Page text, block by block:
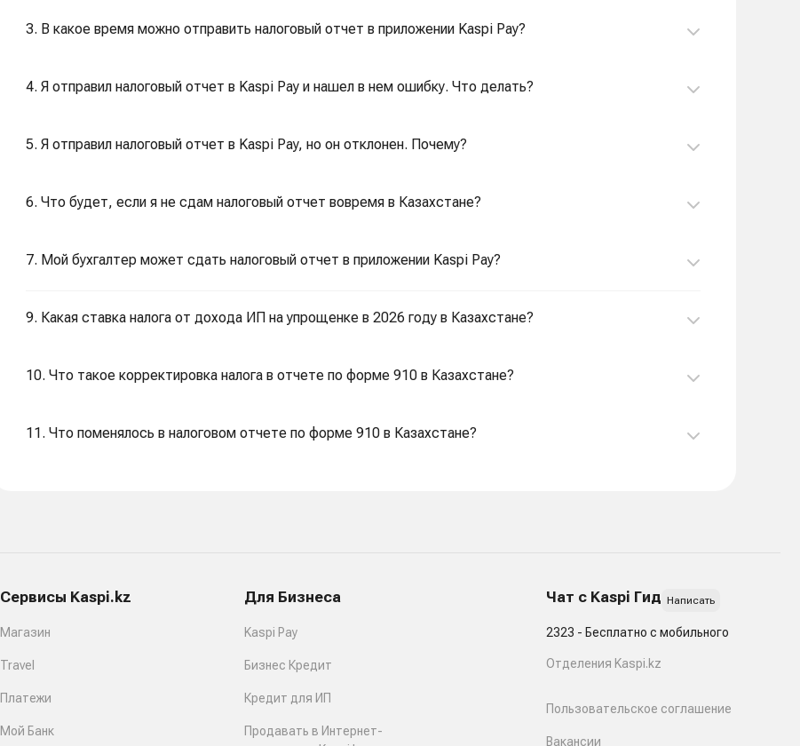
3. В какое время можно отправить налоговый отчет в приложении Kaspi Pay?
4. Я отправил налоговый отчет в Kaspi Pay и нашел в нем ошибку. Что делать?
5. Я отправил налоговый отчет в Kaspi Pay, но он отклонен. Почему?
6. Что будет, если я не сдам налоговый отчет вовремя в Казахстане?
7. Мой бухгалтер может сдать налоговый отчет в приложении Kaspi Pay?
9. Какая ставка налога от дохода ИП на упрощенке в 2026 году в Казахстане?
10. Что такое корректировка налога в отчете по форме 910 в Казахстане?
11. Что поменялось в налоговом отчете по форме 910 в Казахстане?
Сервисы Kaspi.kz
Магазин
Travel
Платежи
Мой Банк
Для Бизнеса
Kaspi Pay
Бизнес Кредит
Кредит для ИП
Продавать в Интернет-
Чат с Kaspi Гид Написать
2323 - Бесплатно с мобильного
Отделения Kaspi.kz
Пользовательское соглашение
Вакансии